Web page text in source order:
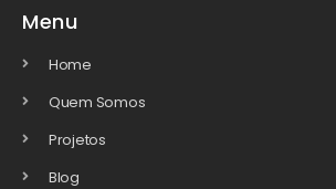
Menu
Home
Quem Somos
Projetos
Blog